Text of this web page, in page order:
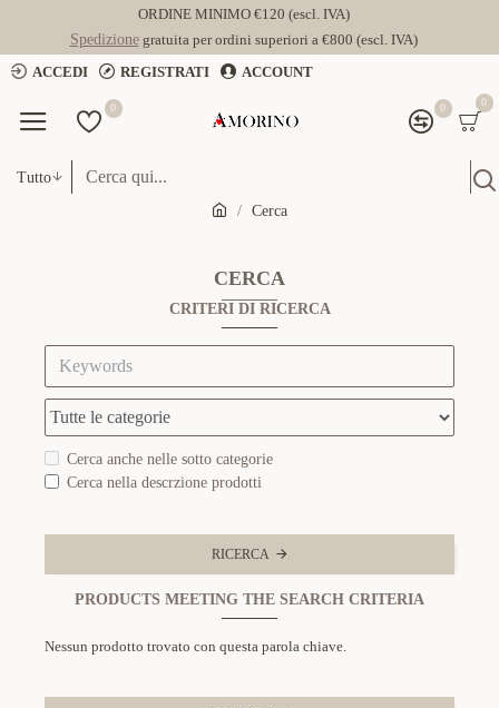
ORDINE MINIMO €120 (escl. IVA)
Spedizionegratuita per ordini superiori a €800 (escl. IVA)
ACCEDI
REGISTRATI ACCOUNT
0 0 0
Tutto
Cerca
CERCA
CRITERI DI RICERCA
Cerca anche nelle sotto categorie
Cerca nella descrzione prodotti
RICERCA
PRODUCTS MEETING THE SEARCH CRITERIA
Nessun prodotto trovato con questa parola chiave.